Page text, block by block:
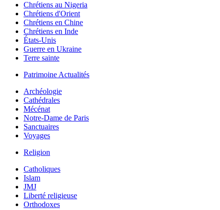
Chrétiens au Nigeria
Chrétiens d'Orient
Chrétiens en Chine
Chrétiens en Inde
États-Unis
Guerre en Ukraine
Terre sainte
Patrimoine Actualités
Archéologie
Cathédrales
Mécénat
Notre-Dame de Paris
Sanctuaires
Voyages
Religion
Catholiques
Islam
JMJ
Liberté religieuse
Orthodoxes